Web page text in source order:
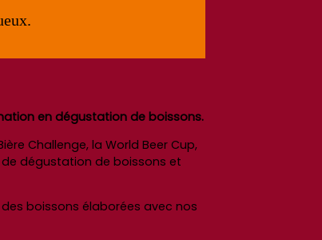
en dégustation de boissons.
Challenge, la World Beer Cup,
de dégustation de boissons et
boissons élaborées avec nos